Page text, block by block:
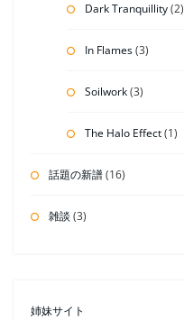
Dark Tranquillity(2)
In Flames(3)
Soilwork(3)
The Halo Effect(1)
話題の新譜(16)
雑談 (3)
姉妹サイト